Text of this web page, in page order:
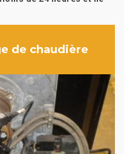
de chaudière